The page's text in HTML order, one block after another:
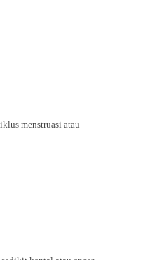
menstruasi atau